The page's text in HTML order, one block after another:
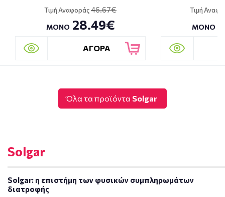
Τιμή Αναφοράς46.67€
ΜΟΝΟ 28.49€
ΑΓΟΡΑ
Τιμή
ΜΟΝΟ
Όλα τα προϊόντα Solgar
Solgar
Solgar: η επιστήμη των φυσικών συμπληρωμάτων
διατροφής